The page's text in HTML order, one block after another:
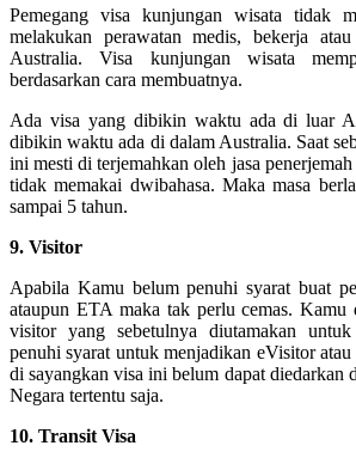
Pemegang visa kunjungan wisata tidak
melakukan perawatan medis, bekerja
Australia. Visa kunjungan wisata
berdasarkan cara membuatnya.
Ada visa yang dibikin waktu ada di luar
dibikin waktu ada di dalam Australia. Saat
ini mesti di terjemahkan oleh jasa
tidak memakai dwibahasa. Maka masa
sampai 5 tahun.
9. Visitor
Apabila Kamu belum penuhi syarat buat
ataupun ETA maka tak perlu cemas. Kamu
visitor yang sebetulnya diutamakan
penuhi syarat untuk menjadikan eVisitor
di sayangkan visa ini belum dapat diedarkan
Negara tertentu saja.
10. Transit Visa